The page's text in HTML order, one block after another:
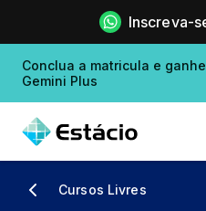
Inscreva-
Conclua a matricula e
Gemini Plus
Cursos Livres